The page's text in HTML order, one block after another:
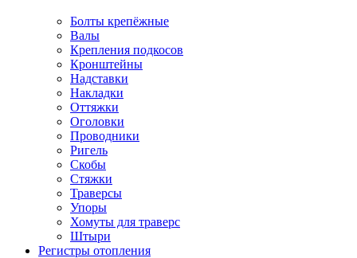
Болты крепёжные
Валы
Крепления подкосов
Кронштейны
Надставки
Накладки
Оттяжки
Оголовки
Проводники
Ригель
Скобы
Стяжки
Траверсы
Упоры
Хомуты для траверс
Штыри
Регистры отопления